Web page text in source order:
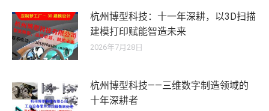
杭州博型科技：十一年深耕，以3D扫描
建模打印赋能智造未来
2026年7月28日
杭州博型科技——三维数字制造领域的
十年深耕者